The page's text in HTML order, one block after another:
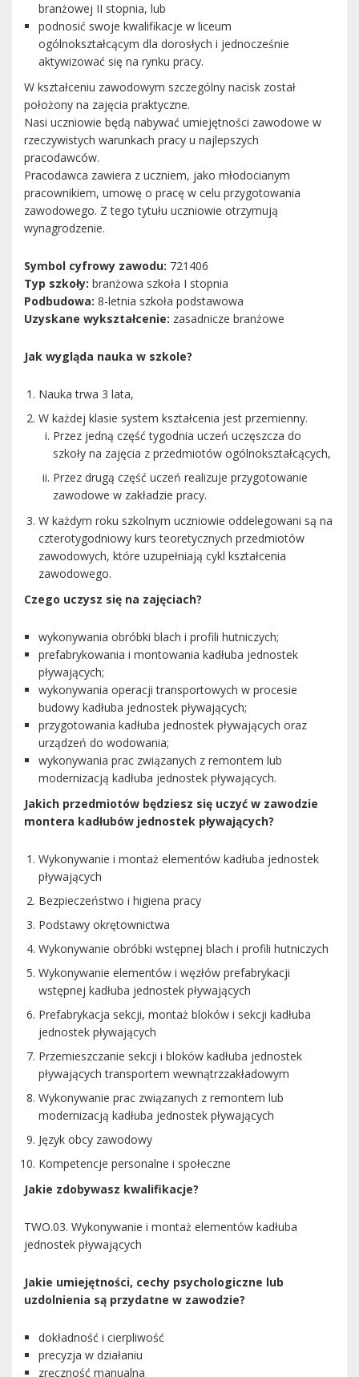
branżowej II stopnia, lub
podnosić swoje kwalifikacje w liceum
ogólnokształcącym dla dorosłych i jednocześnie
aktywizować się na rynku pracy.
W kształceniu zawodowym szczególny nacisk został
położony na zajęcia praktyczne.
Nasi uczniowie będą nabywać umiejętności zawodowe w
rzeczywistych warunkach pracy u najlepszych
pracodawców.
Pracodawca zawiera z uczniem, jako młodocianym
pracownikiem, umowę o pracę w celu przygotowania
zawodowego. Z tego tytułu uczniowie otrzymują
wynagrodzenie.
Symbol cyfrowy zawodu: 721406
Typ szkoły: branżowa szkoła I stopnia
Podbudowa: 8-letnia szkoła podstawowa
Uzyskane wykształcenie: zasadnicze branżowe
Jak wygląda nauka w szkole?
Nauka trwa 3 lata,
W każdej klasie system kształcenia jest przemienny.
Przez jedną część tygodnia uczeń uczęszcza do
szkoły na zajęcia z przedmiotów ogólnokształcących,
Przez drugą część uczeń realizuje przygotowanie
zawodowe w zakładzie pracy.
W każdym roku szkolnym uczniowie oddelegowani są na
czterotygodniowy kurs teoretycznych przedmiotów
zawodowych, które uzupełniają cykl kształcenia
zawodowego.
Czego uczysz się na zajęciach?
wykonywania obróbki blach i profili hutniczych;
prefabrykowania i montowania kadłuba jednostek
pływających;
wykonywania operacji transportowych w procesie
budowy kadłuba jednostek pływających;
przygotowania kadłuba jednostek pływających oraz
urządzeń do wodowania;
wykonywania prac związanych z remontem lub
modernizacją kadłuba jednostek pływających.
Jakich przedmiotów będziesz się uczyć w zawodzie
montera kadłubów jednostek pływających?
Wykonywanie i montaż elementów kadłuba jednostek
pływających
Bezpieczeństwo i higiena pracy
Podstawy okrętownictwa
Wykonywanie obróbki wstępnej blach i profili hutniczych
Wykonywanie elementów i węzłów prefabrykacji
wstępnej kadłuba jednostek pływających
Prefabrykacja sekcji, montaż bloków i sekcji kadłuba
jednostek pływających
Przemieszczanie sekcji i bloków kadłuba jednostek
pływających transportem wewnątrzzakładowym
Wykonywanie prac związanych z remontem lub
modernizacją kadłuba jednostek pływających
Język obcy zawodowy
Kompetencje personalne i społeczne
Jakie zdobywasz kwalifikacje?
TWO.03. Wykonywanie i montaż elementów kadłuba
jednostek pływających
Jakie umiejętności, cechy psychologiczne lub
uzdolnienia są przydatne w zawodzie?
dokładność i cierpliwość
precyzja w działaniu
zręczność manualna